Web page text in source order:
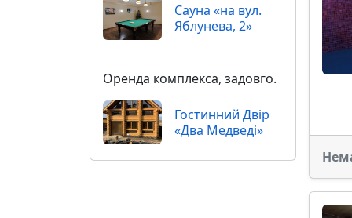
Сауна «на вул.
Яблунева, 2»
Оренда комплекса, задовго.
Гостинний Двір
«Два Медведі»